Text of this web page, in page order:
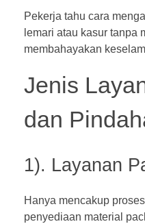
Pekerja tahu cara
lemari atau kasur tanpa
membahayakan
Jenis
dan
1). Layanan
Hanya mencakup
penyediaan material